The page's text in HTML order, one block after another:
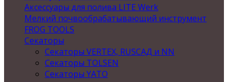
Аксессуары для полива LITE Werk
Мелкий почвообрабатывающий инструмент
FROG TOOLS
Секаторы
Секаторы VERTEX, RUSСАД и NN
Секаторы TOLSEN
Секаторы YATO